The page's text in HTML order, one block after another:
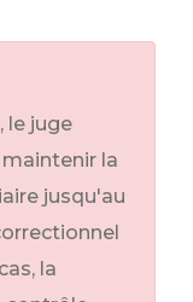
le juge
la
jusqu'au
la